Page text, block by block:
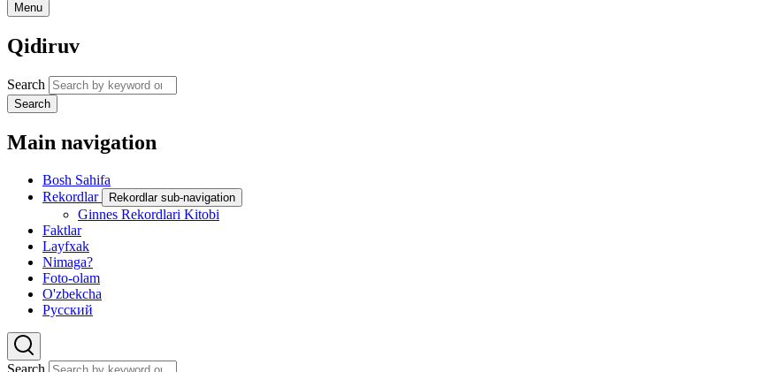
Menu
Qidiruv
Search
Search
Main navigation
Bosh Sahifa
Rekordlar
Rekordlar sub-navigation
Ginnes Rekordlari Kitobi
Faktlar
Layfxak
Nimaga?
Foto-olam
O'zbekcha
Русский
Search